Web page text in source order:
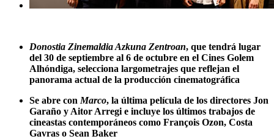
Donostia Zinemaldia Azkuna Zentroan, que tendrá lugar
del 30 de septiembre al 6 de octubre en el Cines Golem
Alhóndiga, selecciona largometrajes que reflejan el
panorama actual de la producción cinematográfica
Se abre con Marco, la última película de los directores Jon
Garaño y Aitor Arregi e incluye los últimos trabajos de
cineastas contemporáneos como François Ozon, Costa
Gavras o Sean Baker